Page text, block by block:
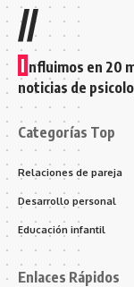
//
I nfluimos en 20
noticias de
Categorías Top
Relaciones de pareja
Desarrollo personal
Educación infantil
Enlaces Rápidos